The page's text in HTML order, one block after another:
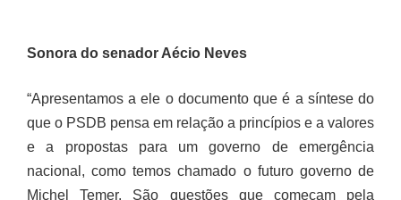
Sonora do senador Aécio Neves
“Apresentamos a ele o documento que é a síntese do que
o PSDB pensa em relação a princípios e a valores e a
propostas para um governo de emergência nacional,
como temos chamado o futuro governo de Michel
Temer. São questões que começam pela reforma política,